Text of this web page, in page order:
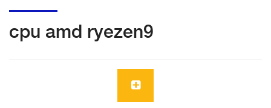
cpu amd ryezen9